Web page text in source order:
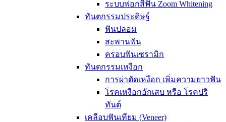
ระบบฟอกสีฟัน Zoom Whitening
ทันตกรรมประดิษฐ์
ฟันปลอม
สะพานฟัน
ครอบฟันเซรามิก
ทันตกรรมเหงือก
การผ่าตัดเหงือก เพิ่มความยาวฟัน
โรคเหงือกอักเสบ หรือ โรคปริ
ทันต์
เคลือบฟันเทียม (Veneer)